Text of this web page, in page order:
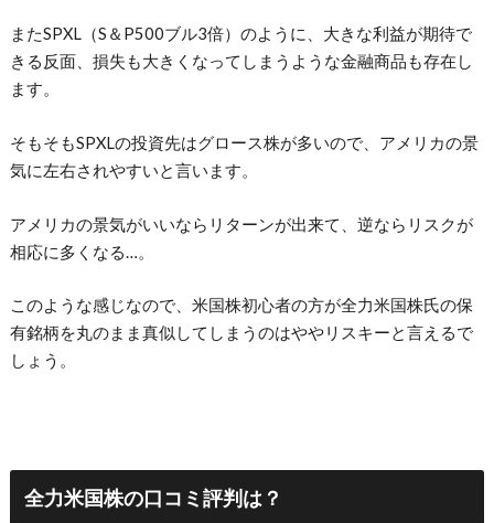
またSPXL（S＆P500ブル3倍）のように、大きな利益が期待で
きる反面、損失も大きくなってしまうような金融商品も存在し
ます。
そもそもSPXLの投資先はグロース株が多いので、アメリカの景
気に左右されやすいと言います。
アメリカの景気がいいならリターンが出来て、逆ならリスクが
相応に多くなる…。
このような感じなので、米国株初心者の方が全力米国株氏の保
有銘柄を丸のまま真似してしまうのはややリスキーと言えるで
しょう。
全力米国株の口コミ評判は？